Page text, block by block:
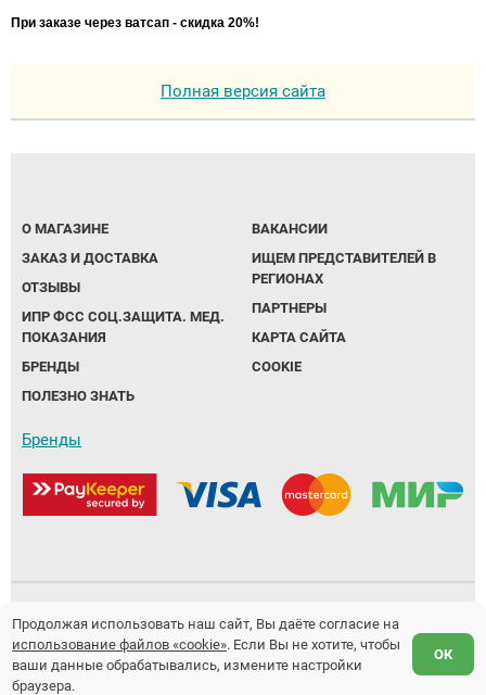
При заказе через ватсап - скидка 20%!
Полная версия сайта
О МАГАЗИНЕ
ЗАКАЗ И ДОСТАВКА
ОТЗЫВЫ
ИПР ФСС СОЦ.ЗАЩИТА. МЕД.
ПОКАЗАНИЯ
БРЕНДЫ
ПОЛЕЗНО ЗНАТЬ
ВАКАНСИИ
ИЩЕМ ПРЕДСТАВИТЕЛЕЙ В
РЕГИОНАХ
ПАРТНЕРЫ
КАРТА САЙТА
COOKIE
Бренды
Политика обработки персональных данных
Предложение не является публичной офертой.
Продолжая использовать наш сайт, Вы даёте согласие на
использование файлов «cookie». Если Вы не хотите, чтобы
ваши данные обрабатывались, измените настройки
браузера.
ОК